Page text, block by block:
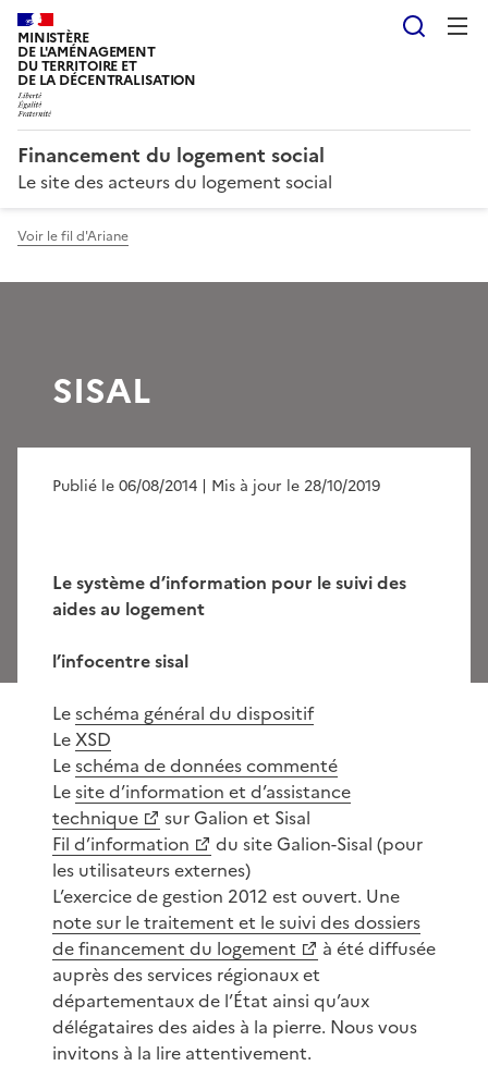
MINISTÈRE
DE L'AMÉNAGEMENT
DU TERRITOIRE ET
DE LA DÉCENTRALISATION
Financement du logement social
Le site des acteurs du logement social
Voir le fil d'Ariane
SISAL
Publié le 06/08/2014 | Mis à jour le 28/10/2019
Le système d’information pour le suivi des
aides au logement
l’infocentre sisal
Leschéma général du dispositif
LeXSD
Leschéma de données commenté
Lesite d’information et d’assistance
technique
sur Galion et Sisal
Fil d’information
du site Galion-Sisal (pour
les utilisateurs externes)
L’exercice de gestion 2012 est ouvert. Une
note sur le traitement et le suivi des dossiers
de financement du logement
à été diffusée
auprès des services régionaux et
départementaux de l’État ainsi qu’aux
délégataires des aides à la pierre. Nous vous
invitons à la lire attentivement.